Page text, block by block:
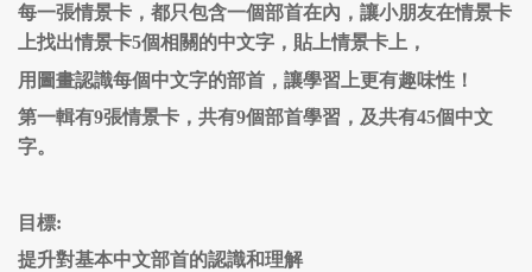
每一張情景卡，都只包含一個部首在內 ，讓小朋友在情景卡
上找出情景卡5個相關的中文字 ， 貼上情景卡上，
用 圖畫認識每個中文字的部首 ， 讓學習上更有趣味性！
第一輯有9張情景卡，共有9個部首學習 ，及共有45個中文
字。
目標:
提升對基本中文部首的認識和理解